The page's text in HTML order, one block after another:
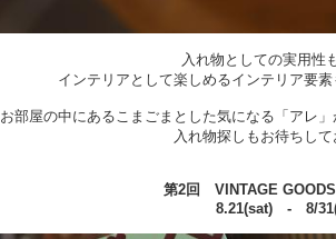
入れ物としての実用性
インテリアとして楽しめるインテリア要素
お部屋の中にあるこまごまとした気になる「アレ
入れ物探しもお待ちして
第2回 VINTAGE
8.21(sat) - 8/